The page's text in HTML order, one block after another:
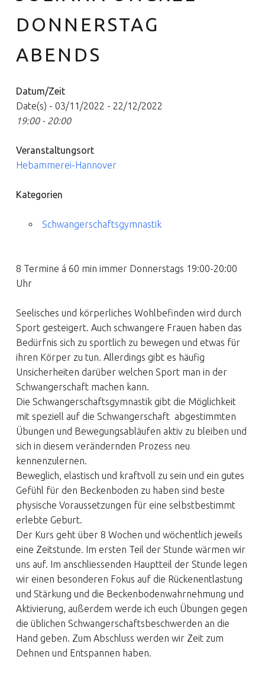
DONNERSTAG
ABENDS
Datum/Zeit
Date(s) - 03/11/2022 - 22/12/2022
19:00 - 20:00
Veranstaltungsort
Hebammerei-Hannover
Kategorien
Schwangerschaftsgymnastik
8 Termine á 60 min immer Donnerstags 19:00-20:00
Uhr
Seelisches und körperliches Wohlbefinden wird durch
Sport gesteigert. Auch schwangere Frauen haben das
Bedürfnis sich zu sportlich zu bewegen und etwas für
ihren Körper zu tun. Allerdings gibt es häufig
Unsicherheiten darüber welchen Sport man in der
Schwangerschaft machen kann.
Die Schwangerschaftsgymnastik gibt die Möglichkeit
mit speziell auf die Schwangerschaft abgestimmten
Übungen und Bewegungsabläufen aktiv zu bleiben und
sich in diesem verändernden Prozess neu
kennenzulernen.
Beweglich, elastisch und kraftvoll zu sein und ein gutes
Gefühl für den Beckenboden zu haben sind beste
physische Voraussetzungen für eine selbstbestimmt
erlebte Geburt.
Der Kurs geht über 8 Wochen und wöchentlich jeweils
eine Zeitstunde. Im ersten Teil der Stunde wärmen wir
uns auf. Im anschliessenden Hauptteil der Stunde legen
wir einen besonderen Fokus auf die Rückenentlastung
und Stärkung und die Beckenbodenwahrnehmung und
Aktivierung, außerdem werde ich euch Übungen gegen
die üblichen Schwangerschaftsbeschwerden an die
Hand geben. Zum Abschluss werden wir Zeit zum
Dehnen und Entspannen haben.